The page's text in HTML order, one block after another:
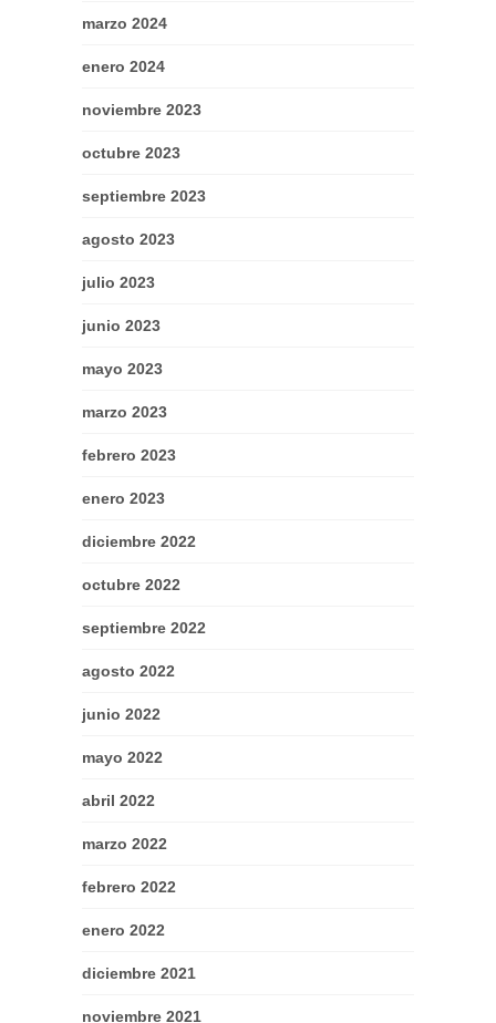
marzo 2024
enero 2024
noviembre 2023
octubre 2023
septiembre 2023
agosto 2023
julio 2023
junio 2023
mayo 2023
marzo 2023
febrero 2023
enero 2023
diciembre 2022
octubre 2022
septiembre 2022
agosto 2022
junio 2022
mayo 2022
abril 2022
marzo 2022
febrero 2022
enero 2022
diciembre 2021
noviembre 2021